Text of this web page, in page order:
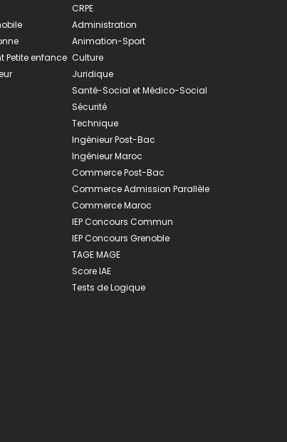
enfance
CRPE
Administration
Animation-Sport
Culture
Juridique
Santé-Social et Médico-Social
Sécurité
Technique
Ingénieur Post-Bac
Ingénieur Maroc
Commerce Post-Bac
Commerce Admission Parallèle
Commerce Maroc
IEP Concours Commun
IEP Concours Grenoble
TAGE MAGE
Score IAE
Tests de Logique